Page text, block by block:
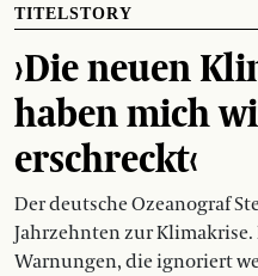
TITELSTORY
›Die neuen
haben mich
erschreckt‹
Der deutsche Ozeanograf
Jahrzehnten zur Klimakrise.
Warnungen, die ignoriert